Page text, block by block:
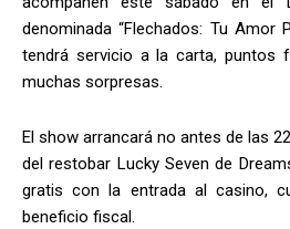
denominada “Flechados: Tu Amor
tendrá servicio a la carta, puntos
muchas sorpresas.
El show arrancará no antes de las
del restobar Lucky Seven de
gratis con la entrada al casino,
beneficio fiscal.